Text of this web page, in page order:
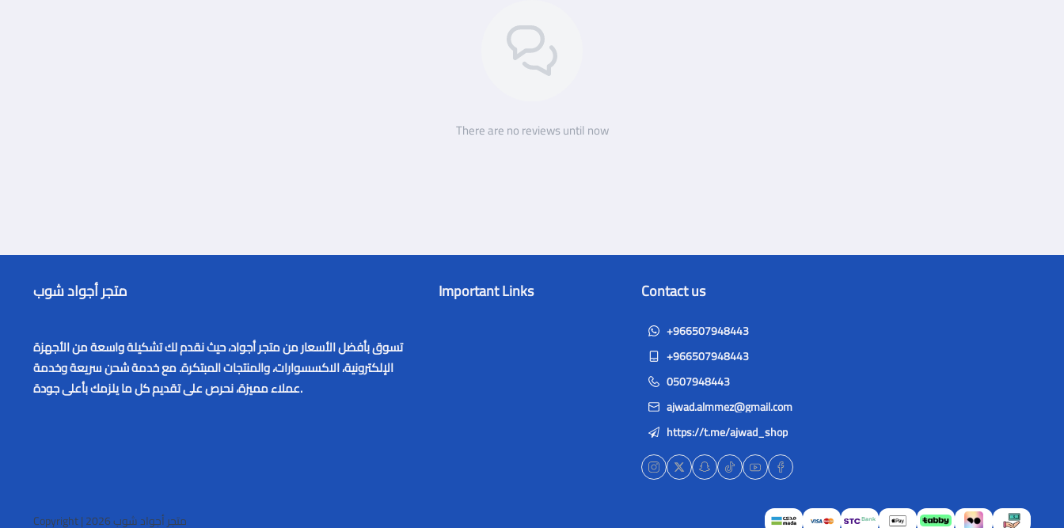
There are no reviews until now
متجر أجواد شوب
تسوق بأفضل الأسعار من متجر أجواد، حيث نقدم لك تشكيلة واسعة من الأجهزة
الإلكترونية، الاكسسوارات، والمنتجات المبتكرة. مع خدمة شحن سريعة وخدمة
عملاء مميزة، نحرص على تقديم كل ما يلزمك بأعلى جودة.
Important Links Contact us
+966507948443
+966507948443
0507948443
ajwad.almmez@gmail.com
https://t.me/ajwad_shop
Copyright | 2026متجر أجواد شوب